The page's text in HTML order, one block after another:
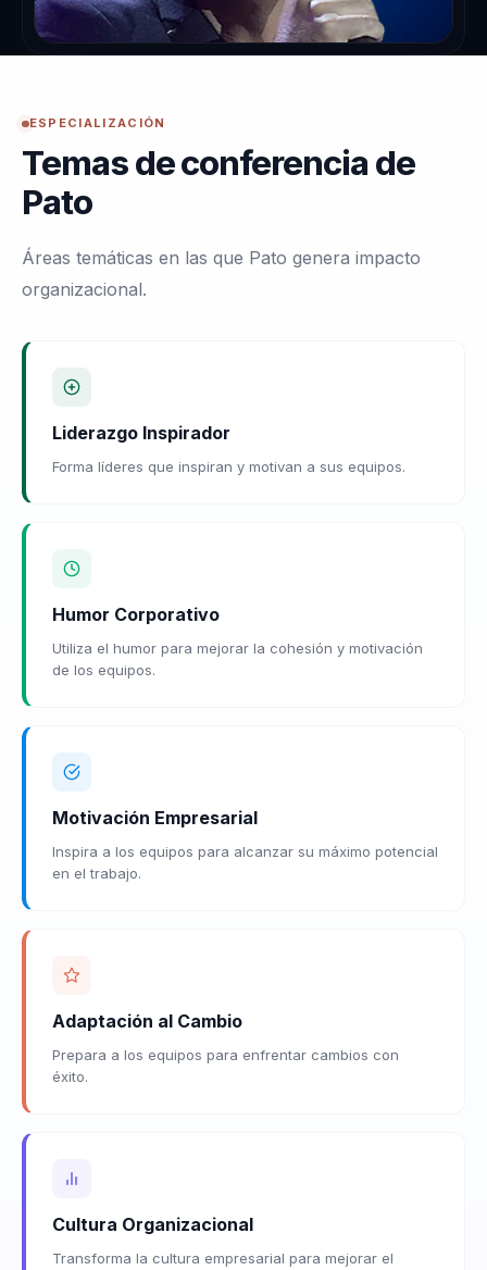
ESPECIALIZACIÓN
Temas de conferencia de
Pato
Áreas temáticas en las que Pato genera impacto
organizacional.
Liderazgo Inspirador
Forma líderes que inspiran y motivan a sus equipos.
Humor Corporativo
Utiliza el humor para mejorar la cohesión y motivación
de los equipos.
Motivación Empresarial
Inspira a los equipos para alcanzar su máximo potencial
en el trabajo.
Adaptación al Cambio
Prepara a los equipos para enfrentar cambios con
éxito.
Cultura Organizacional
Transforma la cultura empresarial para mejorar el